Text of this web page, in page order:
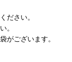
ださい。
。
がございます。